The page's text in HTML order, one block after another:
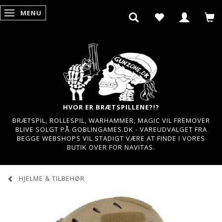
SKIFTE NAVIGATION
MENU
HVOR ER BRÆTSPILLENE?!?
BRÆTSPIL, ROLLESPIL, WARHAMMER, MAGIC VIL FREMOVER
BLIVE SOLGT PÅ GOBLINGAMES.DK - VAREUDVALGET FRA
BEGGE WEBSHOPS VIL STADIGT VÆRE AT FINDE I VORES
BUTIK OVER FOR NAVITAS.
HJELME & TILBEHØR